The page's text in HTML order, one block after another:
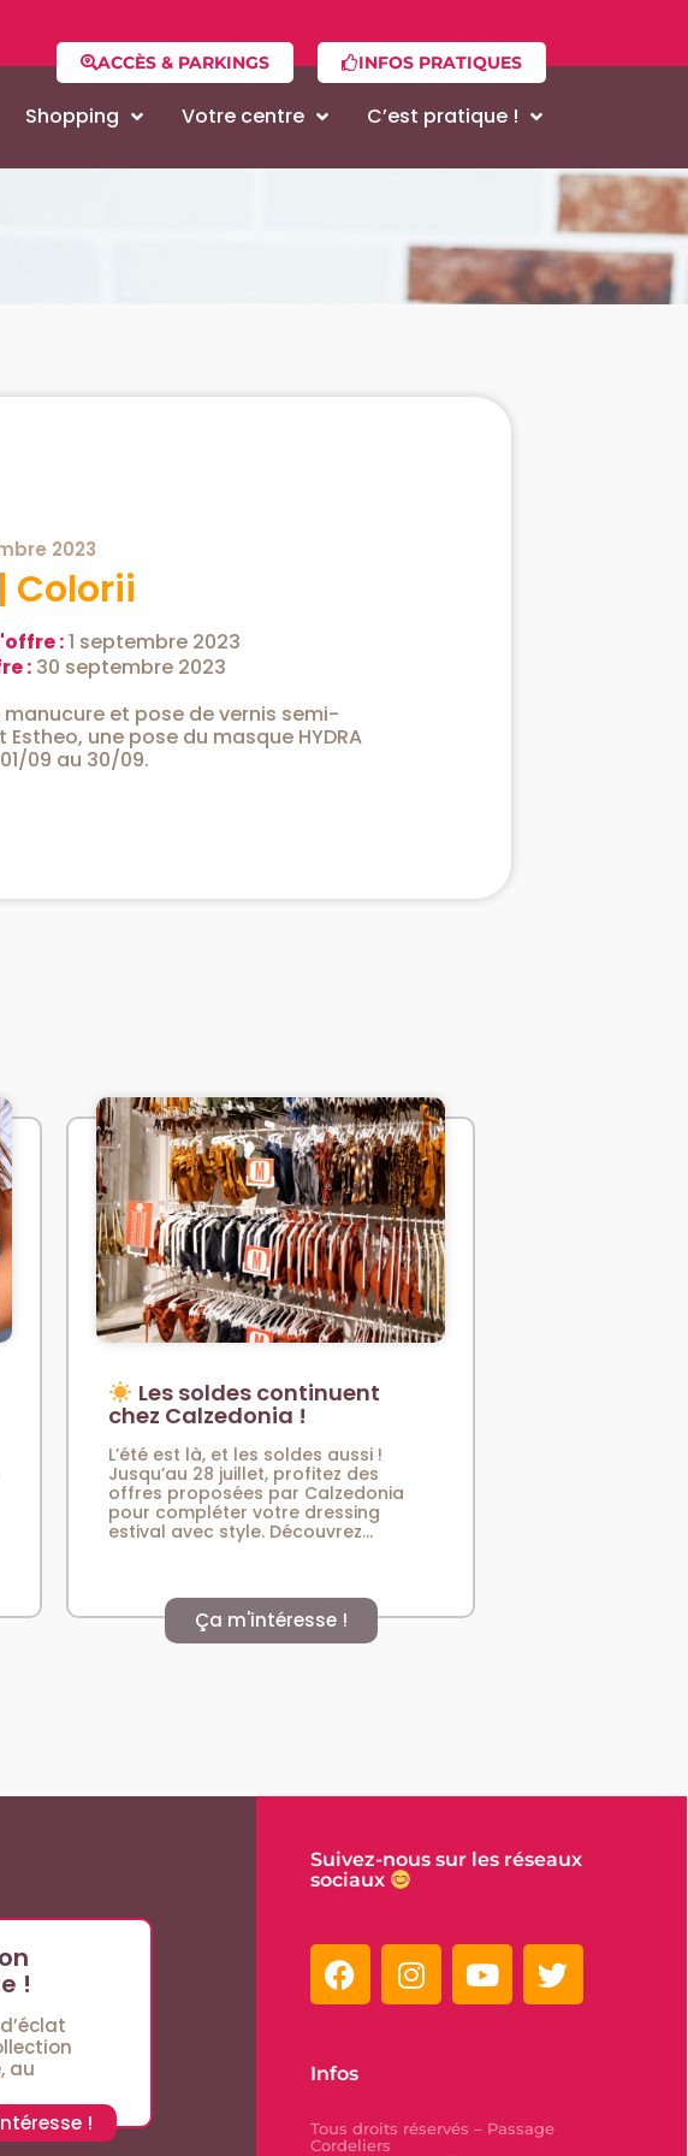
ACCÈS & PARKINGS INFOS PRATIQUES
Shopping Votre centre C’est pratique !
2023
Colorii
:1 septembre 2023
: 30 septembre 2023
et pose de vernis semi-
une pose du masque HYDRA
09 au 30/09.
Les soldes continuent
chez Calzedonia !
L’été est là, et les soldes aussi !
Jusqu’au 28 juillet, profitez des
offres proposées par Calzedonia
pour compléter votre dressing
estival avec style. Découvrez...
Ça m'intéresse !
!
au
!
Suivez-nous sur les réseaux
sociaux
Infos
Tous droits réservés – Passage
Cordeliers